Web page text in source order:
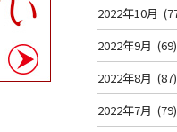
2022年10月
2022年9月 (69)
2022年8月 (87)
2022年7月 (79)